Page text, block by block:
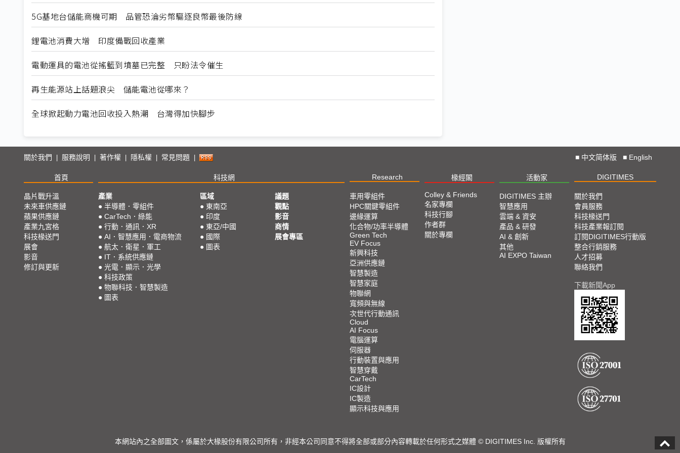
5G基地台儲能商機可期 品管恐淪劣幣驅逐良幣最後防線
鋰電池消費大增 印度備戰回收產業
電動運具的電池從搖籃到墳墓已完整 只盼法令催生
再生能源站上話題浪尖 儲能電池從哪來？
全球掀起動力電池回收投入熱潮 台灣得加快腳步
關於我們 服務說明 著作權 隱私權 常見問題 ■ 中文简体版 ■ English
首頁 科技網 Research 椽經閣 活動家 DIGITIMES
晶片戰升溫
未來車供應鏈
蘋果供應鏈
產業九宮格
科技椽送門
展會
影音
修訂與更新
產業
● 半導體．零組件
● CarTech．綠能
● 行動．通訊．XR
● AI．智慧應用．電商物流
● 航太．衛星．軍工
● IT．系統供應鏈
● 光電．顯示．光學
● 科技政策
● 物聯科技．智慧製造
● 圖表
區域
● 東南亞
● 印度
● 東亞/中國
● 國際
● 圖表
議題
觀點
影音
商情
展會專區
車用零組件
HPC關鍵零組件
邊緣運算
化合物/功率半導體
Green Tech
EV Focus
新興科技
亞洲供應鏈
智慧製造
智慧家庭
物聯網
寬頻與無線
次世代行動通訊
Cloud
AI Focus
電腦運算
伺服器
行動裝置與應用
智慧穿戴
CarTech
IC設計
IC製造
顯示科技與應用
Colley & Friends
名家專欄
科技行腳
作者群
關於專欄
DIGITIMES 主辦
智慧應用
雲端 & 資安
產品 & 研發
AI & 創新
其他
AI EXPO Taiwan
關於我們
會員服務
科技椽送門
科技產業報訂閱
訂閱DIGITIMES行動版
整合行銷服務
人才招募
聯絡我們
下載新聞App
本網站內之全部圖文，係屬於大椽股份有限公司所有，非經本公司同意不得將全部或部分內容轉載於任何形式之媒體 © DIGITIMES Inc. 版權所有